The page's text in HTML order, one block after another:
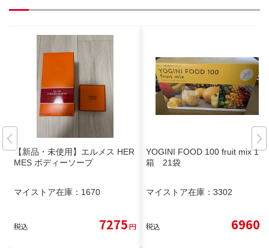
【新品・未使用】エルメス HER
MES ボディーソープ
マイストア在庫： 1670
税込 7275円
YOGINI FOOD 100 fruit mix 1
箱 21袋
マイストア在庫： 3302
税込 6960